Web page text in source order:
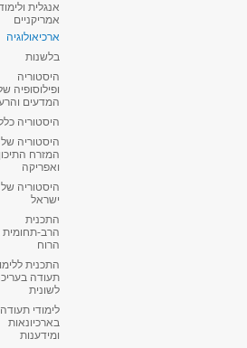
אנגלית
אמריקניים
ארכיאולוגיה
בלשנות
היסטוריה
ופילוסופיה
המדעים
היסטוריה
היסטוריה של
המזרח התיכון
ואפריקה
היסטוריה
ישראל
התכנית
הרב-תחומית
הרוח
התכנית
תעודה
לשונית
לימודי תעודה
בארכיונאות
ומידענות